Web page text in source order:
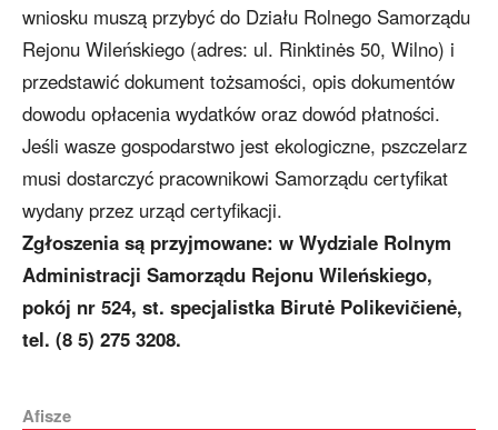
wniosku muszą przybyć do Działu Rolnego Samorządu
Rejonu Wileńskiego (adres: ul. Rinktinės 50, Wilno) i
przedstawić dokument tożsamości, opis dokumentów
dowodu opłacenia wydatków oraz dowód płatności.
Jeśli wasze gospodarstwo jest ekologiczne, pszczelarz
musi dostarczyć pracownikowi Samorządu certyfikat
wydany przez urząd certyfikacji.
Zgłoszenia są przyjmowane: w Wydziale Rolnym
Administracji Samorządu Rejonu Wileńskiego,
pokój nr 524, st. specjalistka Birutė Polikevičienė,
tel. (8 5) 275 3208.
Afisze